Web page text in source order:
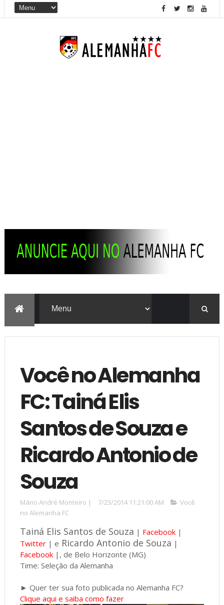
Você no Alemanha
FC: Tainá Elis
Santos de Souza e
Ricardo Antonio de
Souza
Mário André Monteiro | 7/23/2014 11:21:00 AM
Você
no Alemanha FC
Tainá Elis Santos de Souza | Facebook|
Twitter| e Ricardo Antonio de Souza |
Facebook|, de Belo Horizonte (MG)
Time: Seleção da Alemanha
► Quer ter sua foto publicada no Alemanha FC?
Clique aqui e saiba como fazer